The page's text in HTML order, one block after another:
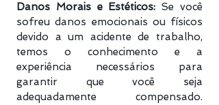
Danos Morais e Estéticos: Se você
sofreu danos emocionais ou físicos
devido a um acidente de trabalho,
temos o conhecimento e a
experiência necessários para
garantir que você seja
adequadamente compensado.